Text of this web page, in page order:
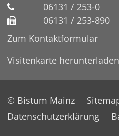
06131 / 253-0
06131 / 253-890
Zum Kontaktformular
Visitenkarte herunterladen
© Bistum Mainz
Datenschutzerklärung